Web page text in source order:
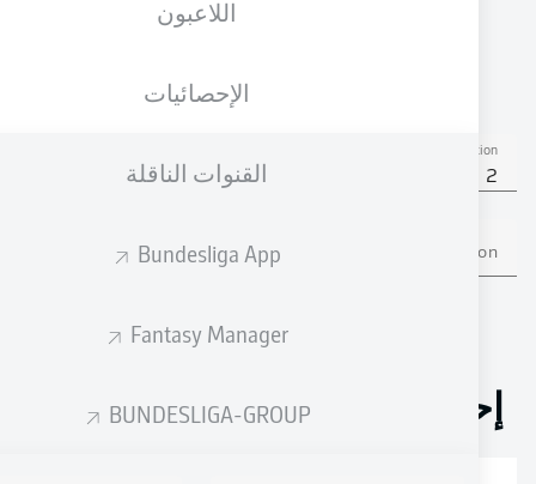
اللاعبون
الإحصائيات
القنوات الناقلة
Bundesliga App
Fantasy Manager
BUNDESLIGA-GROUP
الطول
Competition
Bundesliga 2
Season
إحصائيات موسم 2025/2026